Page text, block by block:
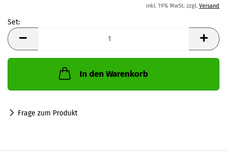
inkl. 19% MwSt. zzgl. Versand
Set:
Set
In den Warenkorb
Frage zum Produkt